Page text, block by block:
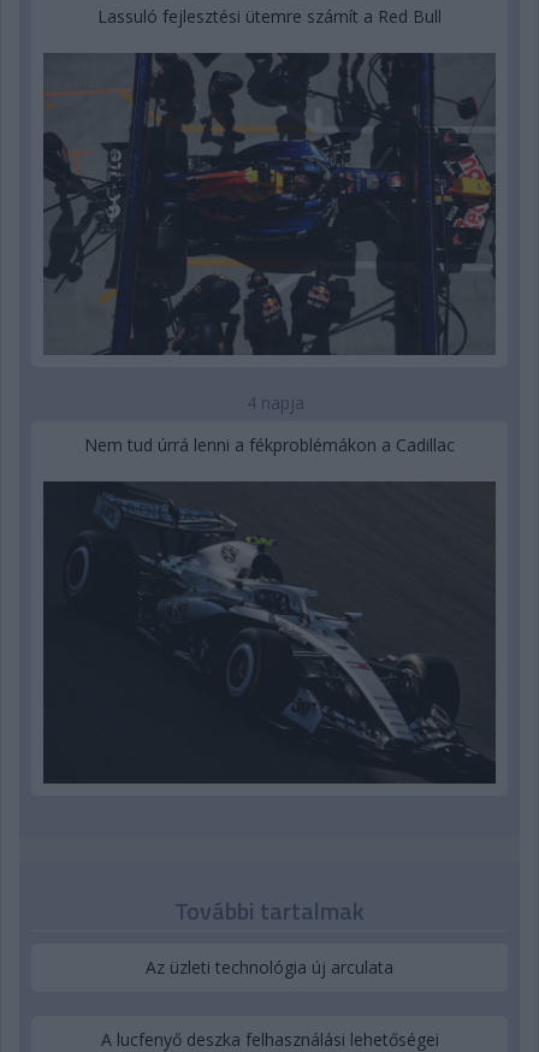
Lassuló fejlesztési ütemre számít a Red Bull
4 napja
Nem tud úrrá lenni a fékproblémákon a Cadillac
További tartalmak
Az üzleti technológia új arculata
A lucfenyő deszka felhasználási lehetőségei